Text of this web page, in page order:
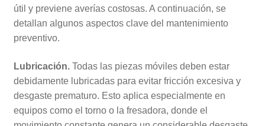
útil y previene averías costosas. A continuación, se
detallan algunos aspectos clave del mantenimiento
preventivo.
Lubricación. Todas las piezas móviles deben estar
debidamente lubricadas para evitar fricción excesiva y
desgaste prematuro. Esto aplica especialmente en
equipos como el torno o la fresadora, donde el